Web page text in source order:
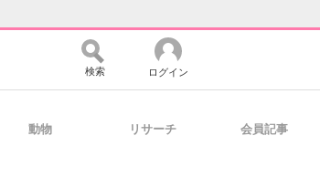
検索 ログイン
動物 リサーチ 会員記事